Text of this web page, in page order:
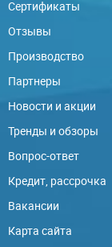
Сертификаты
Отзывы
Производство
Партнеры
Новости и акции
Тренды и обзоры
Вопрос-ответ
Кредит, рассрочка
Вакансии
Карта сайта